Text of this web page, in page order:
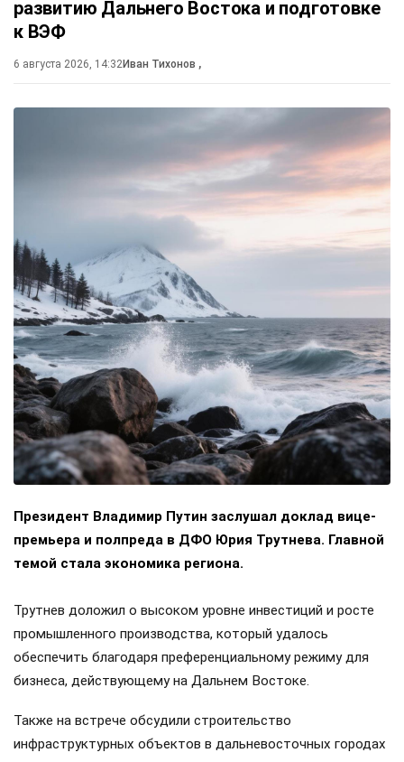
развитию Дальнего Востока и подготовке
к ВЭФ
6 августа 2026, 14:32Иван Тихонов ,
Президент Владимир Путин заслушал доклад вице-
премьера и полпреда в ДФО Юрия Трутнева. Главной
темой стала экономика региона.
Трутнев доложил о высоком уровне инвестиций и росте
промышленного производства, который удалось
обеспечить благодаря преференциальному режиму для
бизнеса, действующему на Дальнем Востоке.
Также на встрече обсудили строительство
инфраструктурных объектов в дальневосточных городах